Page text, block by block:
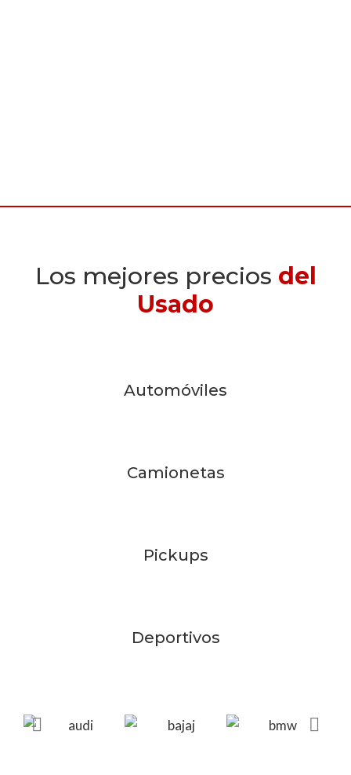
Los mejores precios del
Usado
Automóviles
Camionetas
Pickups
Deportivos